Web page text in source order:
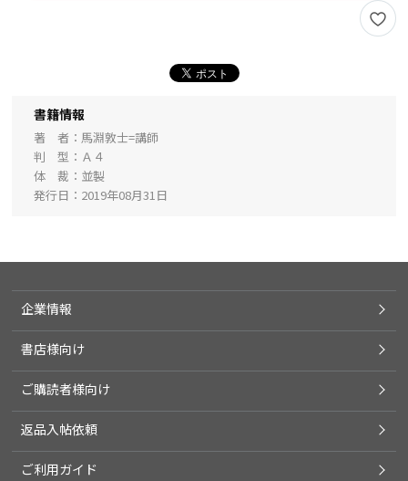
書籍情報
著 者
馬淵敦士=講師
判 型
Ａ４
体 裁
並製
発行日
2019年08月31日
企業情報
書店様向け
ご購読者様向け
返品入帖依頼
ご利用ガイド